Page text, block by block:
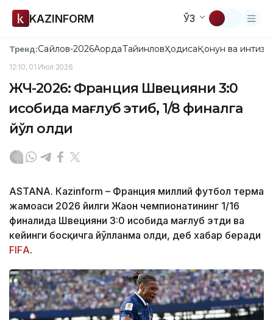
KAZINFORM ЎЗ
Тренд:Сайлов-2026АқордаТайинловҲодисаҚонун ва
12:10, 01 Июл 2026
ЖЧ-2026: Франция Швецияни 3:0
ҳисобида мағлуб этиб, 1/8 финалга
йўл олди
ASTANА. Кazinform – Франция миллий футбол терма
жамоаси 2026 йилги Жаҳон чемпионатининг 1/16
финалида Швецияни 3:0 ҳисобида мағлуб этди ва
кейинги босқичга йўлланма олди, деб хабар беради
FIFА.